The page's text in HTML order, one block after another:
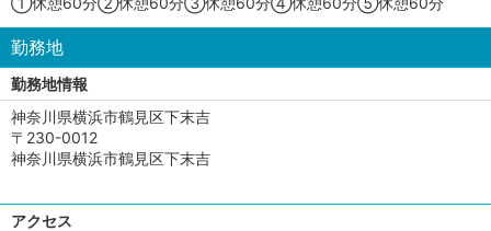
勤務地
勤務地情報
神奈川県横浜市鶴見区下末吉
〒230-0012
神奈川県横浜市鶴見区下末吉
アクセス